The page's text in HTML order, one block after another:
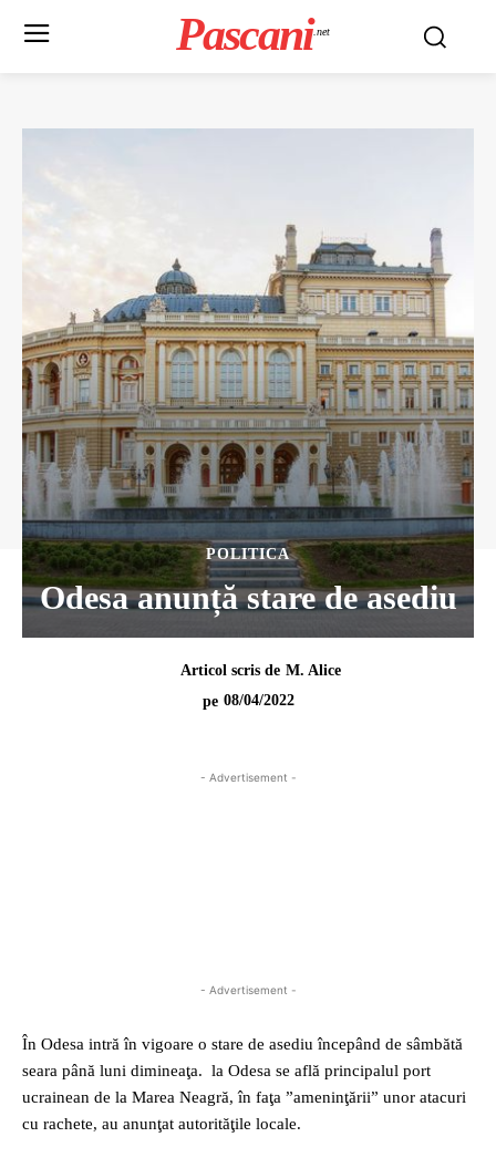
Pascani .net
POLITICA
Odesa anunță stare de asediu
Articol scris de M. Alice
pe 08/04/2022
- Advertisement -
- Advertisement -
În Odesa intră în vigoare o stare de asediu începând de sâmbătă
seara până luni dimineaţa. la Odesa se află principalul port
ucrainean de la Marea Neagră, în faţa ”ameninţării” unor atacuri
cu rachete, au anunţat autorităţile locale.